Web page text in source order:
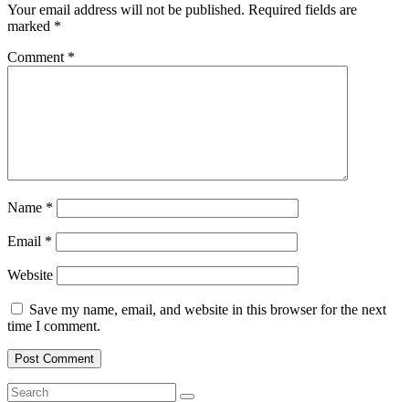
Your email address will not be published. Required fields are
marked *
Comment *
Name *
Email *
Website
Save my name, email, and website in this browser for the next
time I comment.